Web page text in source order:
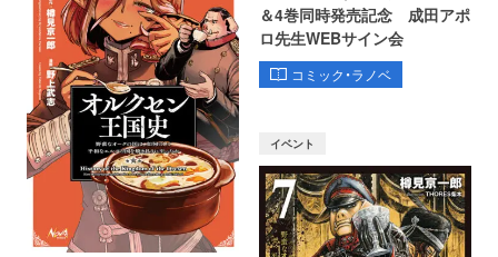
＆4巻同時発売記念 成田アポ
ロ先生WEBサイン会
コミック・ラノベ
イベント